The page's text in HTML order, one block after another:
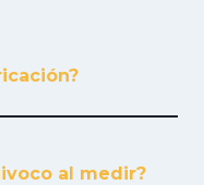
al medir?